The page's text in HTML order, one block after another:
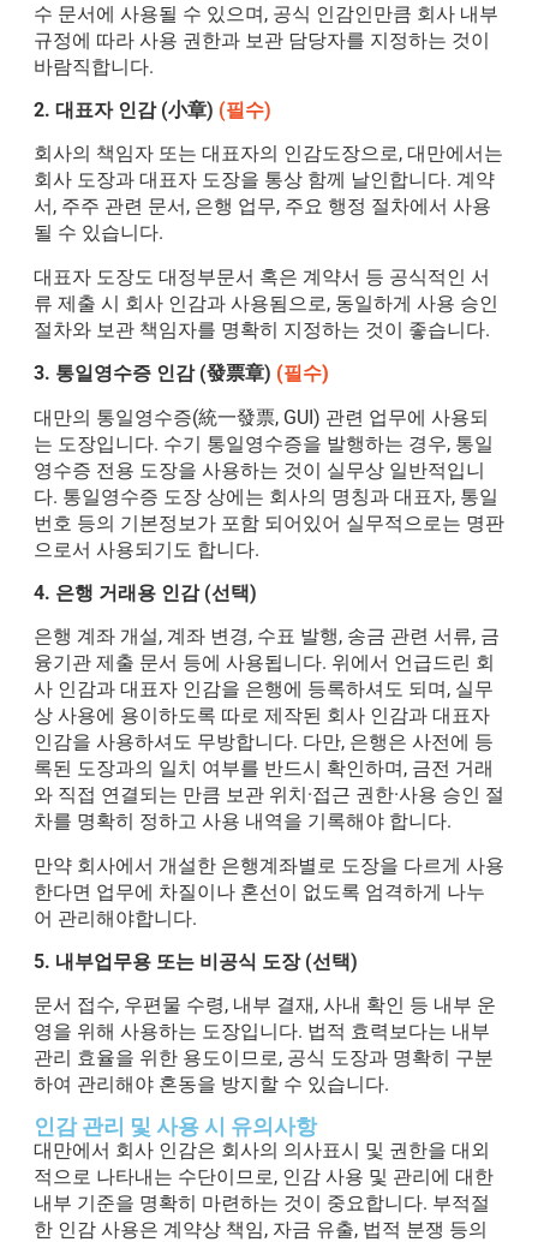
수 문서에 사용될 수 있으며, 공식 인감인만큼 회사 내부
규정에 따라 사용 권한과 보관 담당자를 지정하는 것이
바람직합니다.
2. 대표자 인감 (小章) (필수)
회사의 책임자 또는 대표자의 인감도장으로, 대만에서는
회사 도장과 대표자 도장을 통상 함께 날인합니다. 계약
서, 주주 관련 문서, 은행 업무, 주요 행정 절차에서 사용
될 수 있습니다.
대표자 도장도 대정부문서 혹은 계약서 등 공식적인 서
류 제출 시 회사 인감과 사용됨으로, 동일하게 사용 승인
절차와 보관 책임자를 명확히 지정하는 것이 좋습니다.
3. 통일영수증 인감 (發票章) (필수)
대만의 통일영수증(統一發票, GUI) 관련 업무에 사용되
는 도장입니다. 수기 통일영수증을 발행하는 경우, 통일
영수증 전용 도장을 사용하는 것이 실무상 일반적입니
다. 통일영수증 도장 상에는 회사의 명칭과 대표자, 통일
번호 등의 기본정보가 포함 되어있어 실무적으로는 명판
으로서 사용되기도 합니다.
4. 은행 거래용 인감 (선택)
은행 계좌 개설, 계좌 변경, 수표 발행, 송금 관련 서류, 금
융기관 제출 문서 등에 사용됩니다. 위에서 언급드린 회
사 인감과 대표자 인감을 은행에 등록하셔도 되며, 실무
상 사용에 용이하도록 따로 제작된 회사 인감과 대표자
인감을 사용하셔도 무방합니다. 다만, 은행은 사전에 등
록된 도장과의 일치 여부를 반드시 확인하며, 금전 거래
와 직접 연결되는 만큼 보관 위치 ·접근 권한·사용 승인 절
차를 명확히 정하고 사용 내역을 기록해야 합니다.
만약 회사에서 개설한 은행계좌별로 도장을 다르게 사용
한다면 업무에 차질이나 혼선이 없도록 엄격하게 나누
어 관리해야합니다.
5. 내부업무용 또는 비공식 도장 (선택)
문서 접수, 우편물 수령, 내부 결재, 사내 확인 등 내부 운
영을 위해 사용하는 도장입니다. 법적 효력보다는 내부
관리 효율을 위한 용도이므로, 공식 도장과 명확히 구분
하여 관리해야 혼동을 방지할 수 있습니다.
인감 관리 및 사용 시 유의사항
대만에서 회사 인감은 회사의 의사표시 및 권한을 대외
적으로 나타내는 수단이므로, 인감 사용 및 관리에 대한
내부 기준을 명확히 마련하는 것이 중요합니다. 부적절
한 인감 사용은 계약상 책임, 자금 유출, 법적 분쟁 등의